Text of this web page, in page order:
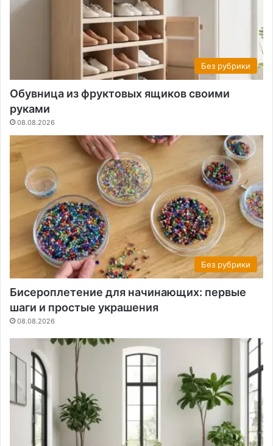
Без рубрики
Обувница из фруктовых ящиков своими
руками
08.08.2026
Без рубрики
Бисероплетение для начинающих: первые
шаги и простые украшения
08.08.2026